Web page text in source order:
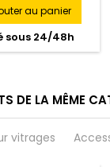
au panier
sous 24/48h
DE LA MÊME
vitrages